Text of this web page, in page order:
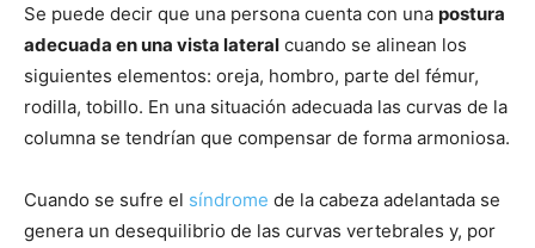
Se puede decir que una persona cuenta con una postura
adecuada en una vista lateral cuando se alinean los
siguientes elementos: oreja, hombro, parte del fémur,
rodilla, tobillo. En una situación adecuada las curvas de la
columna se tendrían que compensar de forma armoniosa.
Cuando se sufre el síndrome de la cabeza adelantada se
genera un desequilibrio de las curvas vertebrales y, por